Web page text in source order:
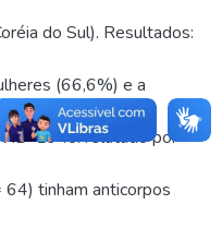
do Sul). Resultados:
(66,6%) e a
19 foi relatado por
tinham anticorpos